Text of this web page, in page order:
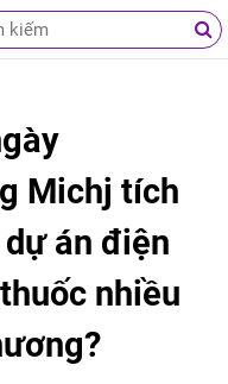
Michj tích
án điện
nhiều